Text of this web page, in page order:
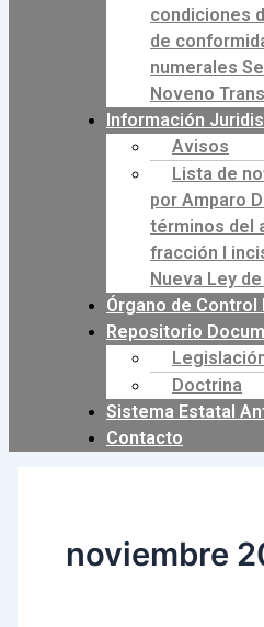
condiciones
de
numerales
Noveno
Información
Avisos
Lista de
por Amparo
términos del
fracción I
Nueva Ley
Órgano de Control
Repositorio
Doctrina
Sistema Estatal
Contacto
noviembre